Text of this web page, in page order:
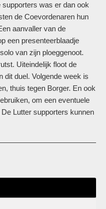
was er dan ook
de Coevordenaren hun
aanvaller van de
een presenteerblaadje
van zijn ploeggenoot.
Uiteindelijk floot de
dit duel. Volgende week is
thuis tegen Borger. En ook
om een eventuele
Lutter supporters kunnen